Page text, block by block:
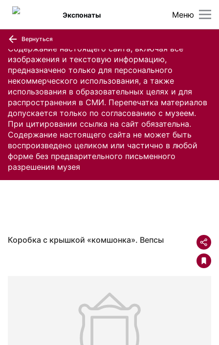
Содержание настоящего сайта, включая все
изображения и текстовую информацию,
предназначено только для персонального
некоммерческого использования, а также
использования в образовательных целях и для
распространения в СМИ. Перепечатка материалов
допускается только по согласованию с музеем.
При цитировании ссылка на сайт обязательна.
Содержание настоящего сайта не может быть
воспроизведено целиком или частично в любой
форме без предварительного письменного
разрешения музея
Меню
Экспонаты
Вернуться
Коробка с крышкой «комшонка». Вепсы